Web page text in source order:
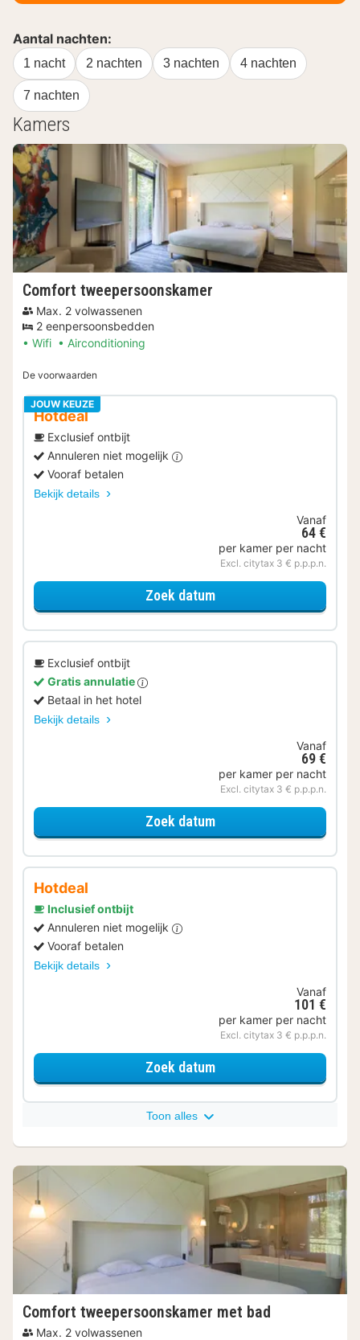
Aantal nachten:
1 nacht 2 nachten 3 nachten 4 nachten
7 nachten
Kamers
Comfort tweepersoonskamer
Max. 2 volwassenen
2 eenpersoonsbedden
Wifi
Airconditioning
De voorwaarden
JOUW KEUZE
Hotdeal
Exclusief ontbijt
Annuleren niet mogelijk
Vooraf betalen
Bekijk details
Vanaf
64 €
per kamer per nacht
Excl. citytax 3 € p.p.p.n.
Zoek datumvoor Comfort
Exclusief ontbijt
Gratis annulatie
Betaal in het hotel
Bekijk details
Vanaf
69 €
per kamer per nacht
Excl. citytax 3 € p.p.p.n.
Zoek datumvoor Comfort
Hotdeal
Inclusief ontbijt
Annuleren niet mogelijk
Vooraf betalen
Bekijk details
Vanaf
101 €
per kamer per nacht
Excl. citytax 3 € p.p.p.n.
Zoek datumvoor Comfort
Toon alles
Comfort tweepersoonskamer met bad
Max. 2 volwassenen